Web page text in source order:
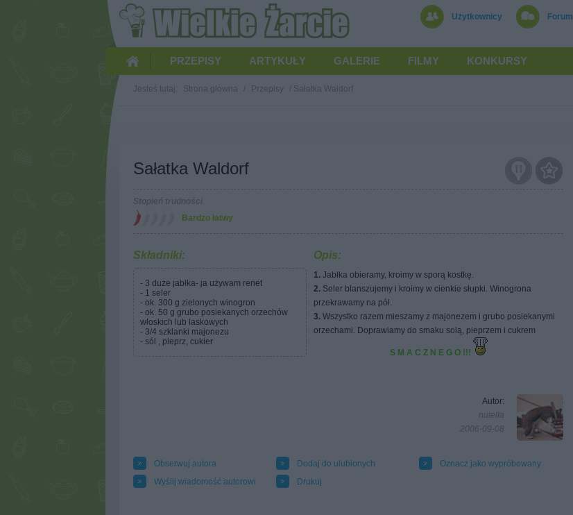
Użytkownicy Forum
PRZEPISY ARTYKUŁY GALERIE FILMY KONKURSY
Jesteś tutaj: Strona główna / Przepisy / Sałatka Waldorf
Sałatka Waldorf
Bardzo łatwy
Składniki:
- 3 duże jabłka- ja używam renet
- 1 seler
- ok. 300 g zielonych winogron
- ok. 50 g grubo posiekanych orzechów
włoskich lub laskowych
- 3/4 szklanki majonezu
- sól , pieprz, cukier
Opis:
1. Jabłka obieramy, kroimy w sporą kostkę.
2. Seler blanszujemy i kroimy w cienkie słupki. Winogrona
przekrawamy na pół.
3. Wszystko razem mieszamy z majonezem i grubo posiekanymi
orzechami. Doprawiamy do smaku solą, pieprzem i cukrem
S M A C Z N E G O !!!
Autor:
nutella
2006-09-08
Obserwuj autora Dodaj do ulubionych
Oznacz jako wypróbowany
Wyślij wiadomość autorowi
Drukuj